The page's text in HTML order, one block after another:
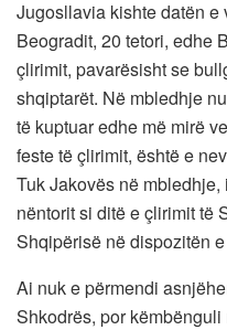
Jugosllavia kishte datën e
Beogradit, 20 tetori, edhe
çlirimit, pavarësisht se
shqiptarët. Në mbledhje
të kuptuar edhe më mirë
feste të çlirimit, është e
Tuk Jakovës në
nëntorit si ditë e çlirimit të
Shqipërisë në dispozitën
Ai nuk e përmendi
Shkodrës, por